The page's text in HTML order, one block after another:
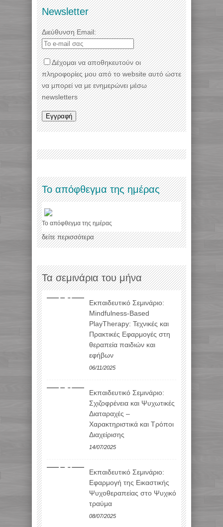
Newsletter
Διεύθυνση Email:
Δέχομαι να αποθηκευτούν οι
πληροφορίες μου από το website αυτό ώστε
να μπορεί να με ενημερώνει μέσω
newsletters
Το απόφθεγμα της ημέρας
Το απόφθεγμα της ημέρας
δείτε περισσότερα
Τα σεμινάρια του μήνα
Εκπαιδευτικό Σεμινάριο:
Mindfulness-Based
PlayTherapy: Τεχνικές και
Πρακτικές Εφαρμογές στη
θεραπεία παιδιών και
εφήβων
06/11/2025
Εκπαιδευτικό Σεμινάριο:
Σχιζοφρένεια και Ψυχωτικές
Διαταραχές –
Χαρακτηριστικά και Τρόποι
Διαχείρισης
14/07/2025
Εκπαιδευτικό Σεμινάριο:
Εφαρμογή της Εικαστικής
Ψυχοθεραπείας στο Ψυχικό
τραύμα
08/07/2025